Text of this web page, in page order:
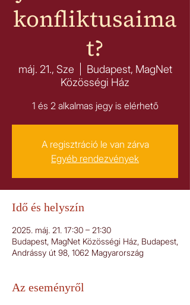
konfliktusaima
t?
máj. 21., Sze
Budapest, MagNet
Közösségi Ház
1 és 2 alkalmas jegy is elérhető
A regisztráció le van zárva
Egyéb rendezvények
Idő és helyszín
2025. máj. 21. 17:30 – 21:30
Budapest, MagNet Közösségi Ház, Budapest,
Andrássy út 98, 1062 Magyarország
Az eseményről